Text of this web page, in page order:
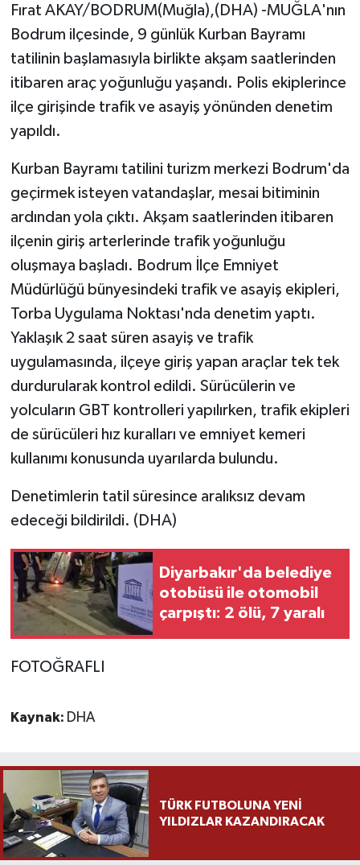
Fırat AKAY/BODRUM(Muğla),(DHA) -MUĞLA'nın
Bodrum ilçesinde, 9 günlük Kurban Bayramı
tatilinin başlamasıyla birlikte akşam saatlerinden
itibaren araç yoğunluğu yaşandı. Polis ekiplerince
ilçe girişinde trafik ve asayiş yönünden denetim
yapıldı.
Kurban Bayramı tatilini turizm merkezi Bodrum'da
geçirmek isteyen vatandaşlar, mesai bitiminin
ardından yola çıktı. Akşam saatlerinden itibaren
ilçenin giriş arterlerinde trafik yoğunluğu
oluşmaya başladı. Bodrum İlçe Emniyet
Müdürlüğü bünyesindeki trafik ve asayiş ekipleri,
Torba Uygulama Noktası'nda denetim yaptı.
Yaklaşık 2 saat süren asayiş ve trafik
uygulamasında, ilçeye giriş yapan araçlar tek tek
durdurularak kontrol edildi. Sürücülerin ve
yolcuların GBT kontrolleri yapılırken, trafik ekipleri
de sürücüleri hız kuralları ve emniyet kemeri
kullanımı konusunda uyarılarda bulundu.
Denetimlerin tatil süresince aralıksız devam
edeceği bildirildi. (DHA)
Diyarbakır'da belediye
otobüsü ile otomobil
çarpıştı: 2 ölü, 7 yaralı
FOTOĞRAFLI
Kaynak: DHA
TÜRK FUTBOLUNA YENİ
YILDIZLAR KAZANDIRACAK
Magazin
Politika
Sağlık
Son Dakika
Yaşam
Yerel
AboneHaber Özel